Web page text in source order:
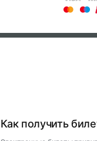
Как получить